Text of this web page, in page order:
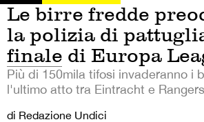
Le birre fredde
la polizia di
finale di Europa
Più di 150mila tifosi invaderanno i
l'ultimo atto tra Eintracht e
di Redazione Undici